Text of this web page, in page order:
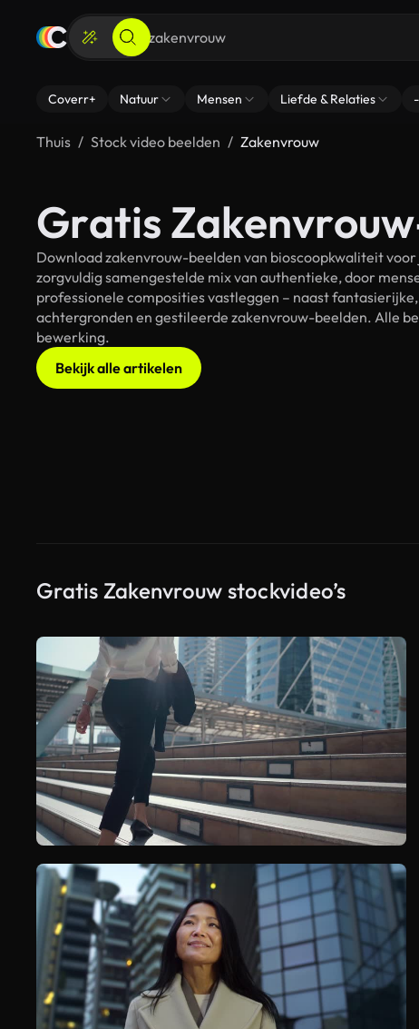
Coverr+ Natuur Mensen Liefde & Relaties
Thuis Stock video beelden Zakenvrouw
Gratis
Download zakenvrouw-beelden van bioscoopkwaliteit
zorgvuldig samengestelde mix van authentieke, door
professionele composities vastleggen – naast
achtergronden en gestileerde zakenvrouw-beelden. Alle
bewerking.
Bekijk alle artikelen
Gratis Zakenvrouw stockvideo’s